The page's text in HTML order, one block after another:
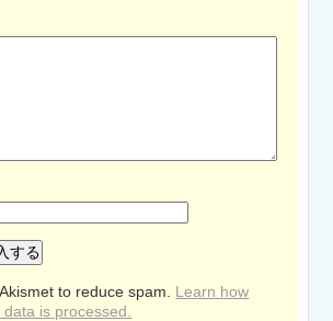
to reduce spam. Learn how
is processed.